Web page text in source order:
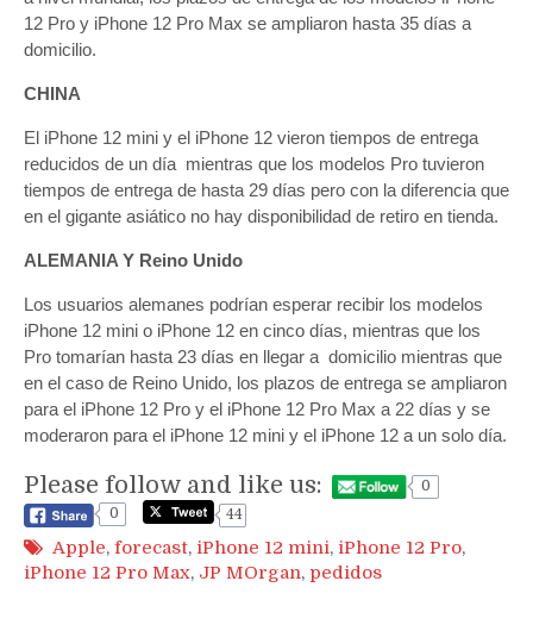
12 Pro y iPhone 12 Pro Max se ampliaron hasta 35 días a
domicilio.
CHINA
El iPhone 12 mini y el iPhone 12 vieron tiempos de entrega
reducidos de un día mientras que los modelos Pro tuvieron
tiempos de entrega de hasta 29 días pero con la diferencia que
en el gigante asiático no hay disponibilidad de retiro en tienda.
ALEMANIA Y Reino Unido
Los usuarios alemanes podrían esperar recibir los modelos
iPhone 12 mini o iPhone 12 en cinco días, mientras que los
Pro tomarían hasta 23 días en llegar a domicilio mientras que
en el caso de Reino Unido, los plazos de entrega se ampliaron
para el iPhone 12 Pro y el iPhone 12 Pro Max a 22 días y se
moderaron para el iPhone 12 mini y el iPhone 12 a un solo día.
Please follow and like us:
0
0
44
Apple, forecast, iPhone 12 mini, iPhone 12 Pro,
iPhone 12 Pro Max, JP MOrgan, pedidos